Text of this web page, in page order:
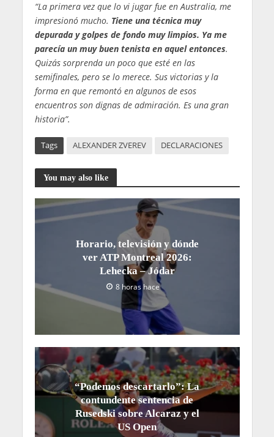
“La primera vez que lo vi jugar fue en Australia, me
impresionó mucho. Tiene una técnica muy
depurada y golpes de fondo muy limpios. Ya me
parecía un muy buen tenista en aquel entonces.
Quizás sorprenda un poco que esté en las
semifinales, pero se lo merece. Sus victorias y la
forma en que remontó en algunos de esos
encuentros son dignas de admiración. Es una gran
historia”.
Tags ALEXANDER ZVEREV DECLARACIONES
You may also like
Horario, televisión y dónde
ver ATP Montreal 2026:
Lehecka – Jódar
8 horas hace
“Podemos descartarlo”: La
contundente sentencia de
Rusedski sobre Alcaraz y el
US Open